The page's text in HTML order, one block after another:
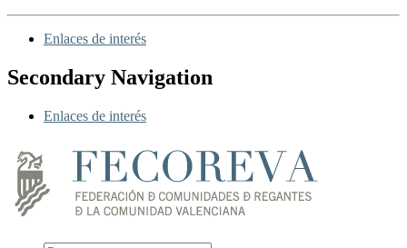
Enlaces de interés
Secondary Navigation
Enlaces de interés